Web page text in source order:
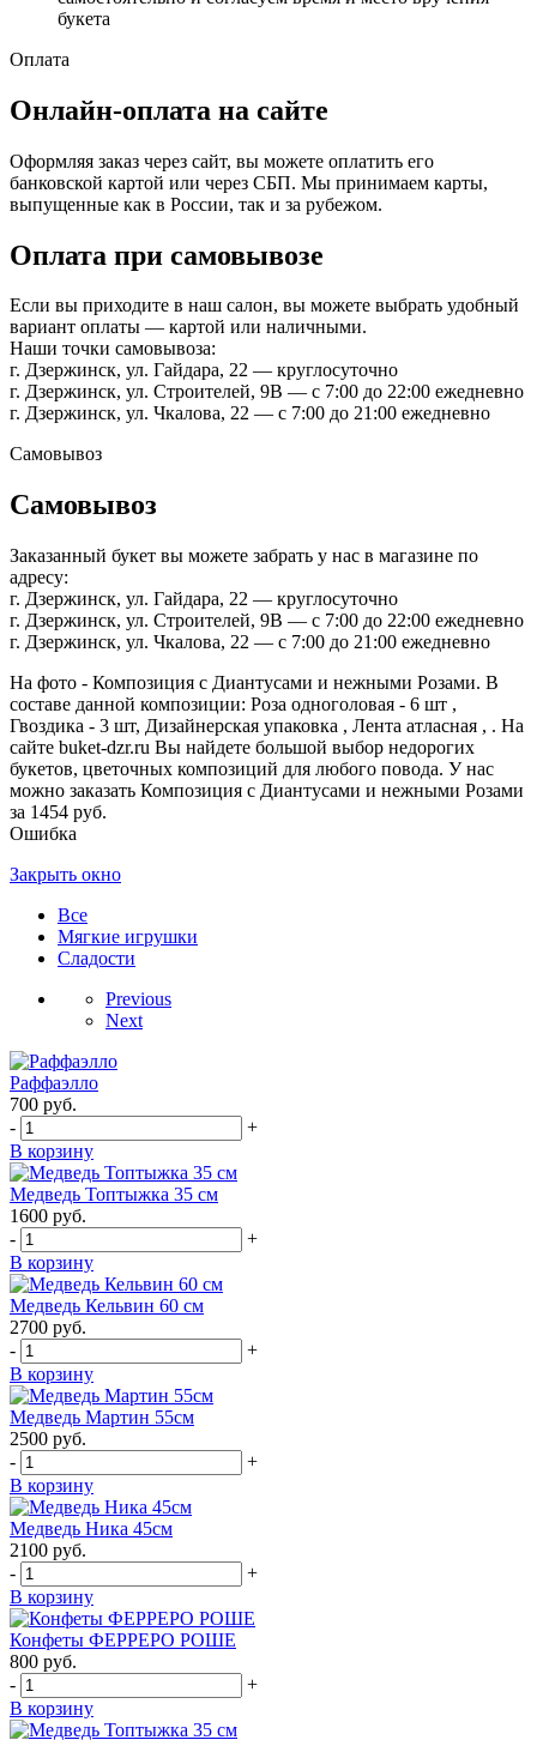
букета
Оплата
Онлайн-оплата на сайте
Оформляя заказ через сайт, вы можете оплатить его
банковской картой или через СБП. Мы принимаем карты,
выпущенные как в России, так и за рубежом.
Оплата при самовывозе
Если вы приходите в наш салон, вы можете выбрать удобный
вариант оплаты — картой или наличными.
Наши точки самовывоза:
г. Дзержинск, ул. Гайдара, 22 — круглосуточно
г. Дзержинск, ул. Строителей, 9В — с 7:00 до 22:00 ежедневно
г. Дзержинск, ул. Чкалова, 22 — с 7:00 до 21:00 ежедневно
Самовывоз
Самовывоз
Заказанный букет вы можете забрать у нас в магазине по
адресу:
г. Дзержинск, ул. Гайдара, 22 — круглосуточно
г. Дзержинск, ул. Строителей, 9В — с 7:00 до 22:00 ежедневно
г. Дзержинск, ул. Чкалова, 22 — с 7:00 до 21:00 ежедневно
На фото - Композиция с Диантусами и нежными Розами. В
составе данной композиции: Роза одноголовая - 6 шт ,
Гвоздика - 3 шт, Дизайнерская упаковка , Лента атласная , . На
сайте buket-dzr.ru Вы найдете большой выбор недорогих
букетов, цветочных композиций для любого повода. У нас
можно заказать Композиция с Диантусами и нежными Розами
за 1454 руб.
Ошибка
Закрыть окно
Все
Мягкие игрушки
Сладости
Previous
Next
Раффаэлло
700 руб.
-
+
В корзину
Медведь Топтыжка 35 см
1600 руб.
-
+
В корзину
Медведь Кельвин 60 см
2700 руб.
-
+
В корзину
Медведь Мартин 55см
2500 руб.
-
+
В корзину
Медведь Ника 45см
2100 руб.
-
+
В корзину
Конфеты ФЕРРЕРО РОШЕ
800 руб.
-
+
В корзину